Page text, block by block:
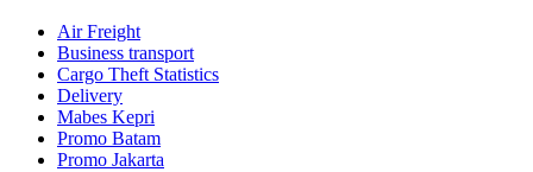
Air Freight
Business transport
Cargo Theft Statistics
Delivery
Mabes Kepri
Promo Batam
Promo Jakarta